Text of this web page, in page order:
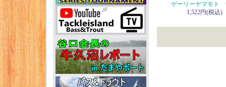
ゲーリーヤマモト
1,522円(税込)